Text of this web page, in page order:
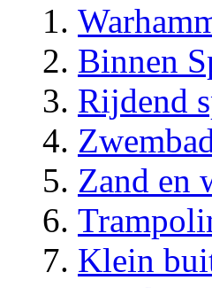
Binnen
Rijdend
Zand en
Klein